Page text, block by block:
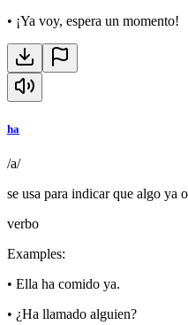
• ¡Ya voy, espera un momento!
ha
/a/
se usa para indicar que algo ya
verbo
Examples:
• Ella ha comido ya.
• ¿Ha llamado alguien?